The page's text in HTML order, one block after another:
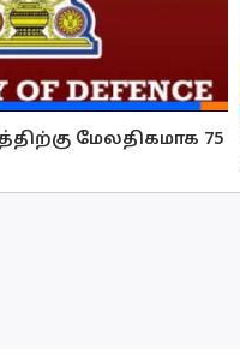
மேலதிகமாக 75